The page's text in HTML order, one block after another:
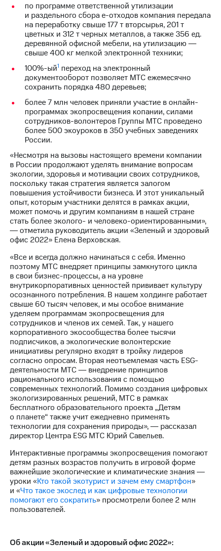
капитал
Контроль
и
аудит
Рынок
акций
Описание
Программа
Порядок
выкупа
акций
Дивиденды
Рынок
облигаций
Описание
Еврооблигации-2023
Уведомление
о
погашении
именных
облигаций
Другое
Регистратор
Реквизиты
Контакты
развитие
деловая этика
На главную
по программе ответственной утилизации
и раздельного сбора е-отходов компания передала
на переработку свыше 177 т вторсырья, 201 т
цветных и 312 т черных металлов, а также 356 ед.
деревянной офисной мебели, на утилизацию ―
свыше 400 кг мелкой электронной техники;
100%-ый1 переход на электронный
документооборот позволяет МТС ежемесячно
сохранить порядка 480 деревьев;
более 7 млн человек приняли участие в онлайн-
программах экопросвещения копании, силами
сотрудников-волонтеров Группы МТС проведено
более 500 экоуроков в 350 учебных заведениях
России.
«Несмотря на вызовы настоящего времени компании
в России продолжают уделять внимание вопросам
экологии, здоровья и мотивации своих сотрудников,
поскольку такая стратегия является залогом
повышения устойчивости бизнеса. И этот уникальный
опыт, которым участники делятся в рамках акции,
может помочь и другим компаниям в нашей стране
стать более эколого- и человеко-ориентированными»,
― отметила руководитель акции «Зеленый и здоровый
офис 2022» Елена Верховская.
«Все и всегда должно начинаться с себя. Именно
поэтому МТС внедряет принципы замкнутого цикла
в свои бизнес-процессы, а на уровне
внутрикорпоративных ценностей прививает культуру
осознанного потребления. В нашем холдинге работает
свыше 60 тысяч человек, и мы особое внимание
уделяем программам экопросвещения для
сотрудников и членов их семей. Так, у нашего
корпоративного экосообщества более тысячи
подписчиков, а экологические волонтерские
инициативы регулярно входят в тройку лидеров
согласно опросам. Вторая неотъемлемая часть ESG-
деятельности МТС ― внедрение принципов
рационального использования с помощью
современных технологий. Помимо создания цифровых
экологизированных решений, МТС в рамках
бесплатного образовательного проекта „Детям
о планете“ также учит ежедневно применять
технологии для сохранения природы», ― рассказал
директор Центра ESG МТС Юрий Савельев.
Интерактивные программы экопросвещения помогают
детям разных возрастов получить в игровой форме
важнейшие экологические и климатические знания ―
уроки «Кто такой экотурист и зачем ему смартфон»
и «Что такое экослед и как цифровые технологии
помогают его сократить» просмотрели более 2 млн
пользователей.
Об акции «Зеленый и здоровый офис 2022»: